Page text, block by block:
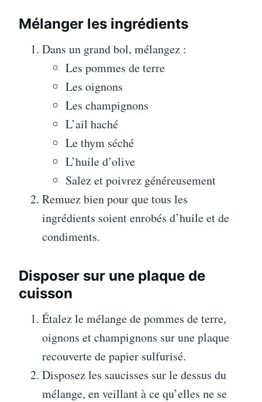
Mélanger les ingrédients
Dans un grand bol, mélangez :
Les pommes de terre
Les oignons
Les champignons
L’ail haché
Le thym séché
L’huile d’olive
Salez et poivrez généreusement
Remuez bien pour que tous les
ingrédients soient enrobés d’huile et de
condiments.
Disposer sur une plaque de
cuisson
Étalez le mélange de pommes de terre,
oignons et champignons sur une plaque
recouverte de papier sulfurisé.
Disposez les saucisses sur le dessus du
mélange, en veillant à ce qu’elles ne se